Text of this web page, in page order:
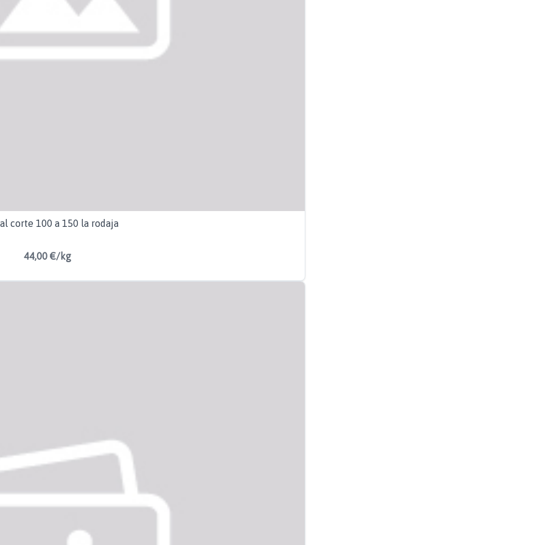
corte 100 a 150 la rodaja
44,00 €/kg